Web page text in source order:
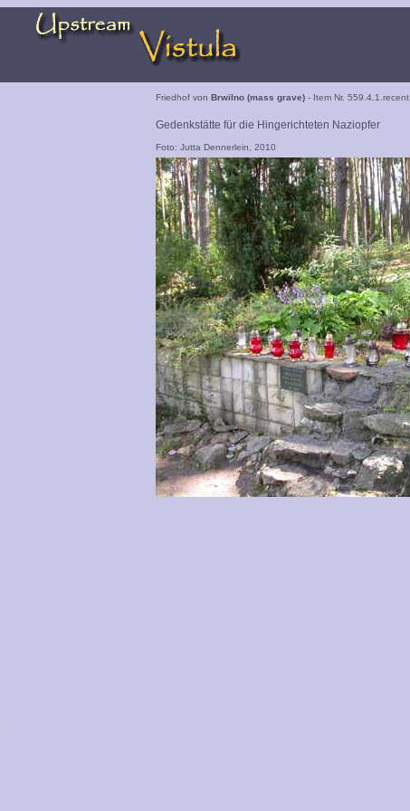
Friedhof von Brwilno (mass grave)- Item Nr. 559.4.1.recent
Gedenkstätte für die Hingerichteten Naziopfer
Foto: Jutta Dennerlein, 2010